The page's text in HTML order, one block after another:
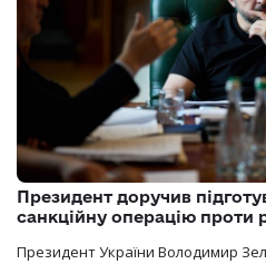
Президент доручив
санкційну операцію проти
Президент України Володимир